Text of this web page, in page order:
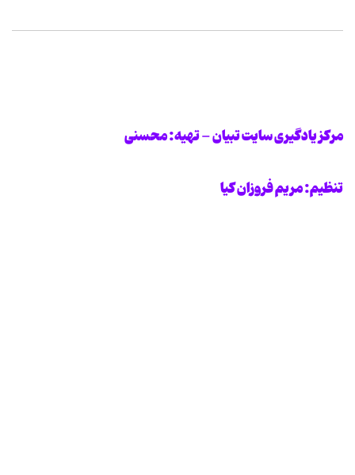
مرکز یادگیری سایت تبیان - تهیه: محسنی
تنظیم: مریم فروزان کیا